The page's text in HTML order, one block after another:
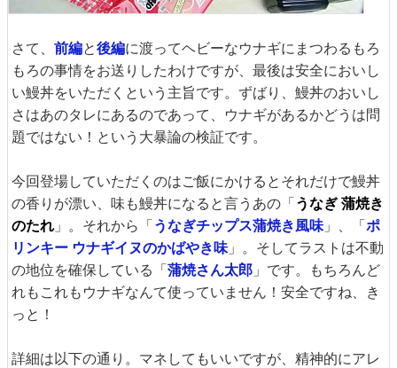
さて、 前編と後編に渡ってヘビーなウナギにまつわるもろ
もろの事情をお送りしたわけですが、最後は安全においし
い鰻丼をいただくという主旨です。ずばり、鰻丼のおいし
さはあのタレにあるのであって、ウナギがあるかどうは問
題ではない！という大暴論の検証です。
今回登場していただくのはご飯にかけるとそれだけで鰻丼
の香りが漂い、味も鰻丼になると言うあの「うなぎ 蒲焼き
のたれ 」。それから「うなぎチップス蒲焼き風味」、「ポ
リンキー ウナギイヌのかばやき味」。そしてラストは不動
の地位を確保している「蒲焼さん太郎 」です。もちろんど
れもこれもウナギなんて使っていません！安全ですね、き
っと！
詳細は以下の通り。マネしてもいいですが、精神的にアレ